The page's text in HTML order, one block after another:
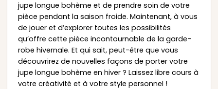
jupe longue bohème et de prendre soin de votre
pièce pendant la saison froide. Maintenant, à vous
de jouer et d’explorer toutes les possibilités
qu’offre cette pièce incontournable de la garde-
robe hivernale. Et qui sait, peut-être que vous
découvrirez de nouvelles façons de porter votre
jupe longue bohème en hiver ? Laissez libre cours à
votre créativité et à votre style personnel !